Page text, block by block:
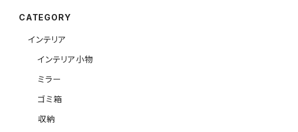
CATEGORY
インテリア
インテリア小物
ミラー
ゴミ箱
収納